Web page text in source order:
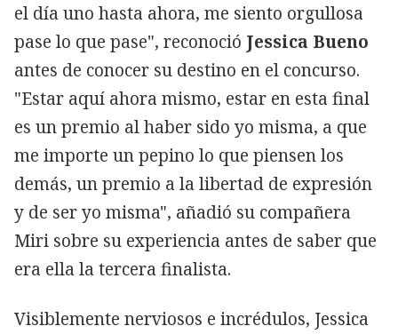
el día uno hasta ahora, me siento orgullosa
pase lo que pase", reconoció Jessica Bueno
antes de conocer su destino en el concurso.
"Estar aquí ahora mismo, estar en esta final
es un premio al haber sido yo misma, a que
me importe un pepino lo que piensen los
demás, un premio a la libertad de expresión
y de ser yo misma", añadió su compañera
Miri sobre su experiencia antes de saber que
era ella la tercera finalista.
Visiblemente nerviosos e incrédulos, Jessica